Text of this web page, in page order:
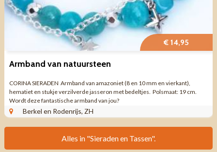
€ 14,95
Armband van natuursteen
CORINA SIERADEN Armband van amazoniet (8 en 10 mm en vierkant),
hematiet en stukje verzilverde jasseron met bedeltjes. Polsmaat: 19 cm.
Wordt deze fantastische armband van jou?
Berkel en Rodenrijs, ZH
Alles in "Sieraden en Tassen".